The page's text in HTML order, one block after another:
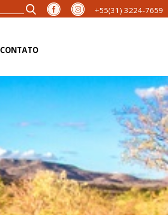
+55(31) 3224-7659
CONTATO